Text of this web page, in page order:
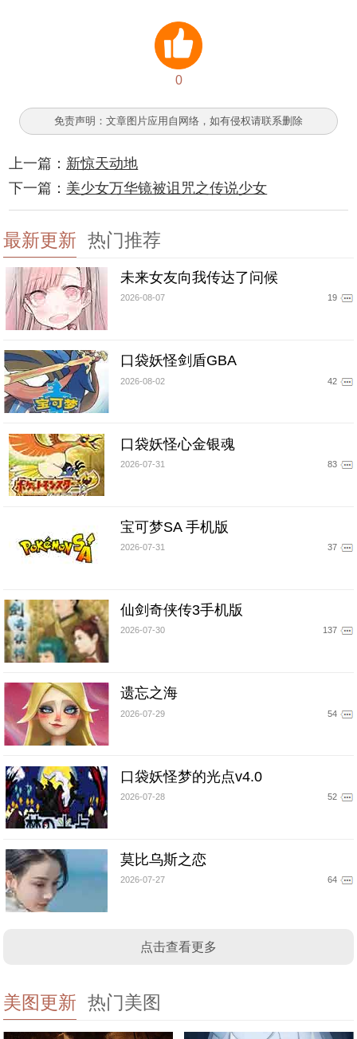
0
免责声明：文章图片应用自网络，如有侵权请联系删除
上一篇： 新惊天动地
下一篇： 美少女万华镜被诅咒之传说少女
最新更新 热门推荐
未来女友向我传达了问候
2026-08-07 19
口袋妖怪剑盾GBA
2026-08-02 42
口袋妖怪心金银魂
2026-07-31 83
宝可梦SA 手机版
2026-07-31 37
仙剑奇侠传3手机版
2026-07-30 137
遗忘之海
2026-07-29 54
口袋妖怪梦的光点v4.0
2026-07-28 52
莫比乌斯之恋
2026-07-27 64
点击查看更多
美图更新 热门美图